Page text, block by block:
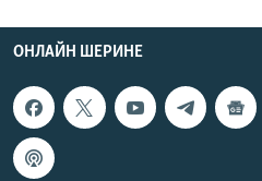
ОНЛАЙН ШЕРИНЕ